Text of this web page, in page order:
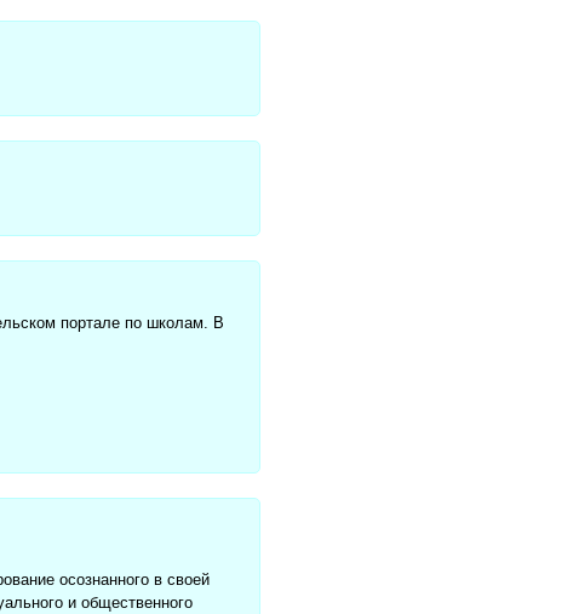
портале по школам. В
осознанного в своей
и общественного